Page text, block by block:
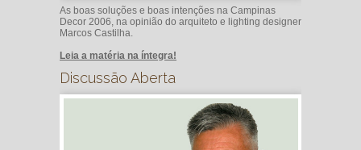
As boas soluções e boas intenções na Campinas
Decor 2006, na opinião do arquiteto e lighting designer
Marcos Castilha.
Leia a matéria na íntegra!
Discussão Aberta